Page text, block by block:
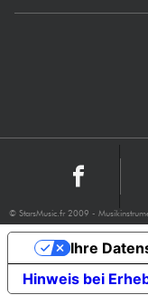
© StarsMusic.fr 2009 -
Hinweis bei
Ihre